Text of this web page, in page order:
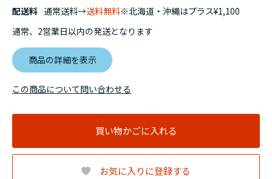
配送料 通常送料→送料無料※北海道・沖縄はプラス¥1,100
通常、2営業日以内の発送となります
商品の詳細を表示
買い物かごに入れる
お気に入りに登録する
この商品について問い合わせる